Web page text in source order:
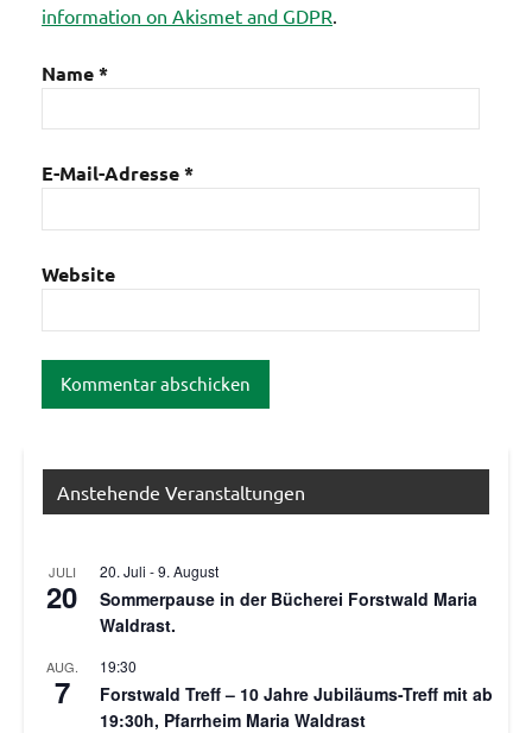
information on Akismet and GDPR
Name*
E-Mail-Adresse*
Website
Anstehende Veranstaltungen
JULI
20
20. Juli -9. August
Sommerpause in der Bücherei Forstwald Maria
Waldrast.
AUG.
7
19:30
Forstwald Treff – 10 Jahre Jubiläums-Treff mit ab
19:30h, Pfarrheim Maria Waldrast